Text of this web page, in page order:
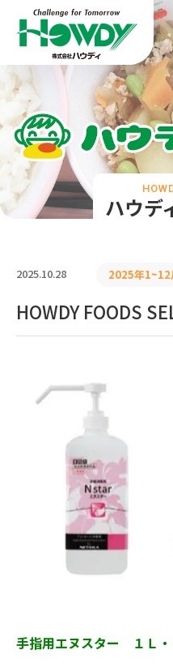
ハウデ
2025.10.28 2025年1~12
HOWDY FOODS
手指用エヌスター １Ｌ・